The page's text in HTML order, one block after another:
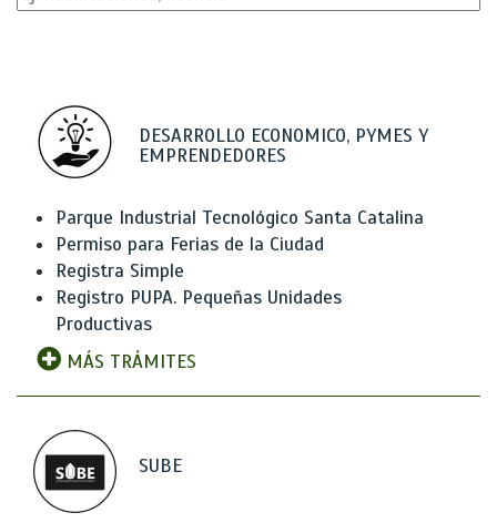
DESARROLLO ECONOMICO, PYMES Y
EMPRENDEDORES
Parque Industrial Tecnológico Santa Catalina
Permiso para Ferias de la Ciudad
Registra Simple
Registro PUPA. Pequeñas Unidades
Productivas
MÁS TRÁMITES
SUBE